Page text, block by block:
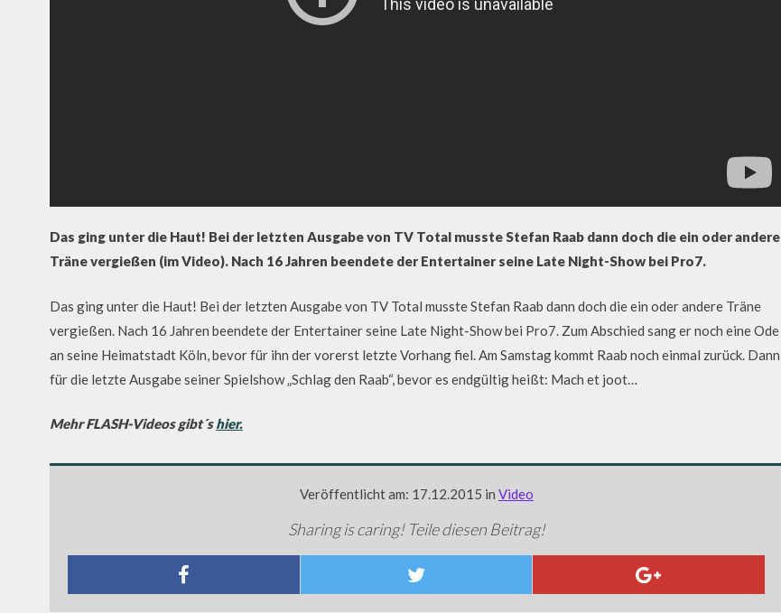
Das ging unter die Haut! Bei der letzten Ausgabe von TV Total musste Stefan Raab dann doch die ein oder andere
Träne vergießen (im Video). Nach 16 Jahren beendete der Entertainer seine Late Night-Show bei Pro7.
Das ging unter die Haut! Bei der letzten Ausgabe von TV Total musste Stefan Raab dann doch die ein oder andere Träne
vergießen. Nach 16 Jahren beendete der Entertainer seine Late Night-Show bei Pro7. Zum Abschied sang er noch eine Ode
an seine Heimatstadt Köln, bevor für ihn der vorerst letzte Vorhang fiel. Am Samstag kommt Raab noch einmal zurück. Dann
für die letzte Ausgabe seiner Spielshow „Schlag den Raab“, bevor es endgültig heißt: Mach et joot…
Mehr FLASH-Videos gibt´shier.
Veröffentlicht am: 17.12.2015 in Video
Sharing is caring! Teile diesen Beitrag!